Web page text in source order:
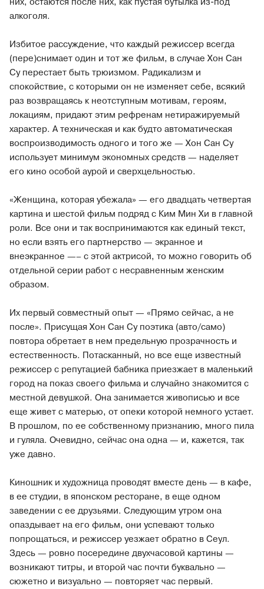
алкоголя.
Избитое рассуждение, что каждый режиссер всегда
(пере)снимает один и тот же фильм, в случае Хон Сан
Су перестает быть трюизмом. Радикализм и
спокойствие, с которыми он не изменяет себе, всякий
раз возвращаясь к неотступным мотивам, героям,
локациям, придают этим рефренам нетиражируемый
характер. А техническая и как будто автоматическая
воспроизводимость одного и того же — Хон Сан Су
использует минимум экономных средств — наделяет
его кино особой аурой и сверхцельностью.
«Женщина, которая убежала» — его двадцать четвертая
картина и шестой фильм подряд с Ким Мин Хи в главной
роли. Все они и так воспринимаются как единый текст,
но если взять его партнерство — экранное и
внеэкранное —– с этой актрисой, то можно говорить об
отдельной серии работ с несравненным женским
образом.
Их первый совместный опыт — «Прямо сейчас, а не
после». Присущая Хон Сан Су поэтика (авто/само)
повтора обретает в нем предельную прозрачность и
естественность. Потасканный, но все еще известный
режиссер с репутацией бабника приезжает в маленький
город на показ своего фильма и случайно знакомится с
местной девушкой. Она занимается живописью и все
еще живет с матерью, от опеки которой немного устает.
В прошлом, по ее собственному признанию, много пила
и гуляла. Очевидно, сейчас она одна — и, кажется, так
уже давно.
Киношник и художница проводят вместе день — в кафе,
в ее студии, в японском ресторане, в еще одном
заведении с ее друзьями. Следующим утром она
опаздывает на его фильм, они успевают только
попрощаться, и режиссер уезжает обратно в Сеул.
Здесь — ровно посередине двухчасовой картины —
возникают титры, и второй час почти буквально —
сюжетно и визуально — повторяет час первый.